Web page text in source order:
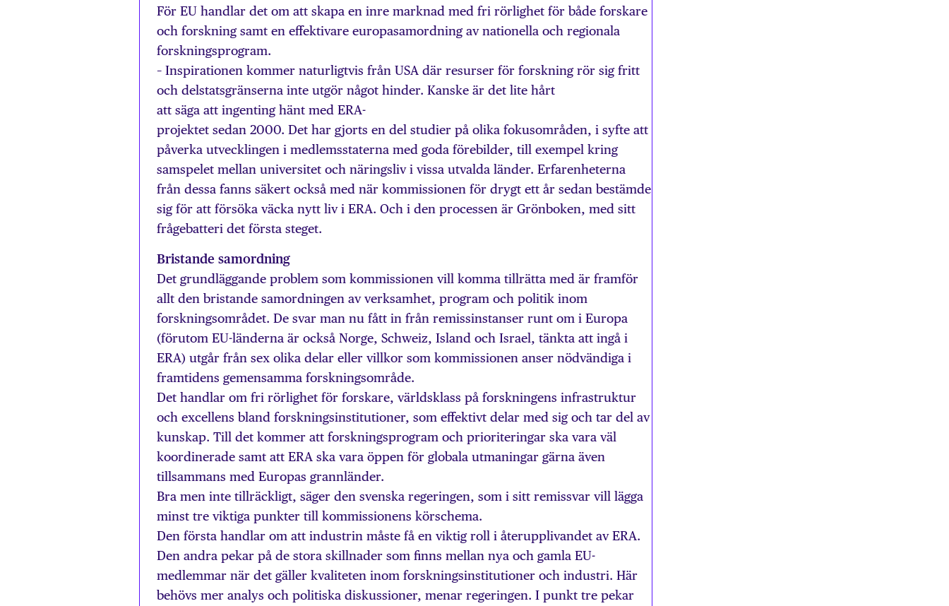
För EU handlar det om att skapa en inre marknad med fri rörlighet för både forskare
och forskning samt en effektivare europasamordning av nationella och regionala
forskningsprogram.
– Inspirationen kommer naturligtvis från USA där resurser för forskning rör sig fritt
och delstatsgränserna inte utgör något hinder. Kanske är det lite hårt
att säga att ingenting hänt med ERA-
projektet sedan 2000. Det har gjorts en del studier på olika fokusområden, i syfte att
påverka utvecklingen i medlemsstaterna med goda förebilder, till exempel kring
samspelet mellan universitet och näringsliv i vissa utvalda länder. Erfarenheterna
från dessa fanns säkert också med när kommissionen för drygt ett år sedan bestämde
sig för att försöka väcka nytt liv i ERA. Och i den processen är Grönboken, med sitt
frågebatteri det första steget.
Bristande samordning
Det grundläggande problem som kommissionen vill komma tillrätta med är framför
allt den bristande samordningen av verksamhet, program och politik inom
forskningsområdet. De svar man nu fått in från remissinstanser runt om i Europa
(förutom EU-länderna är också Norge, Schweiz, Island och Israel, tänkta att ingå i
ERA) utgår från sex olika delar eller villkor som kommissionen anser nödvändiga i
framtidens gemensamma forskningsområde.
Det handlar om fri rörlighet för forskare, världsklass på forskningens infrastruktur
och excellens bland forskningsinstitutioner, som effektivt delar med sig och tar del av
kunskap. Till det kommer att forskningsprogram och prioriteringar ska vara väl
koordinerade samt att ERA ska vara öppen för globala utmaningar gärna även
tillsammans med Europas grannländer.
Bra men inte tillräckligt, säger den svenska regeringen, som i sitt remissvar vill lägga
minst tre viktiga punkter till kommissionens körschema.
Den första handlar om att industrin måste få en viktig roll i återupplivandet av ERA.
Den andra pekar på de stora skillnader som finns mellan nya och gamla EU-
medlemmar när det gäller kvaliteten inom forskningsinstitutioner och industri. Här
behövs mer analys och politiska diskussioner, menar regeringen. I punkt tre pekar